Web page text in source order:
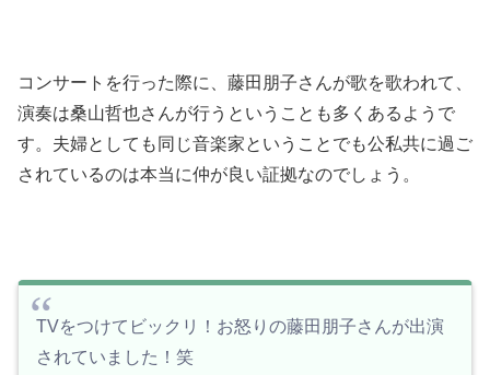
コンサートを行った際に、藤田朋子さんが歌を歌われて、
演奏は桑山哲也さんが行うということも多くあるようで
す。夫婦としても同じ音楽家ということでも公私共に過ご
されているのは本当に仲が良い証拠なのでしょう。
TVをつけてビックリ！お怒りの藤田朋子さんが出演
されていました！笑